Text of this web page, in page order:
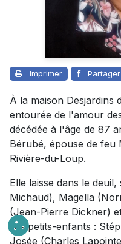
Imprimer Partager
À la maison Desjardins
entourée de l'amour
décédée à l'âge de 87
Bérubé, épouse de feu
Rivière-du-Loup.
Elle laisse dans le
Michaud), Magella
(Jean-Pierre Dickner)
ses petits-enfants :
Josée (Charles